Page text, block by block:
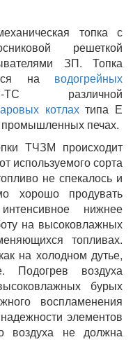
топка с
решеткой
ЗП. Топка
на водогрейных
котлахтипа Е
промышленных печах.
ТЧЗМ происходит
используемого сорта
не спекалось и
хорошо продувать
нижнее
на высоковлажных
топливах.
на холодном дутье,
воздуха
бурых
воспламенения
элементов
воздуха не должна